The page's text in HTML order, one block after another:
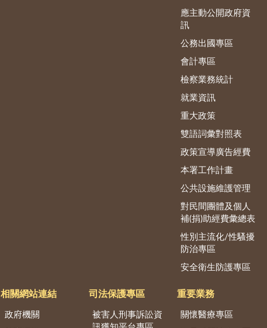
應主動公開政府資
訊
公務出國專區
會計專區
檢察業務統計
就業資訊
重大政策
雙語詞彙對照表
政策宣導廣告經費
本署工作計畫
公共設施維護管理
對民間團體及個人
補(捐)助經費彙總表
性別主流化/性騷擾
防治專區
安全衛生防護專區
相關網站連結
政府機關
司法保護專區
被害人刑事訴訟資
重要業務
關懷醫療專區